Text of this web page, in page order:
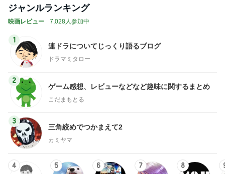
ジャンルランキング
映画レビュー 7,028人参加中
1
連ドラについてじっくり語るブログ
ドラマミタロー
2
ゲーム感想、レビューなどなど趣味に関するまとめ
こだまもとる
3
三角絞めでつかまえて2
カミヤマ
4 5 6 7 8